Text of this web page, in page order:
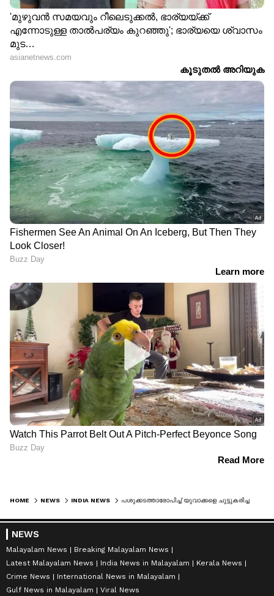
HOME NEWS INDIA NEWS
NEWS
Malayalam News
Breaking Malayalam News
Latest Malayalam News
India News in Malayalam
Kerala News
Crime News
International News in Malayalam
Gulf News in Malayalam
Viral News